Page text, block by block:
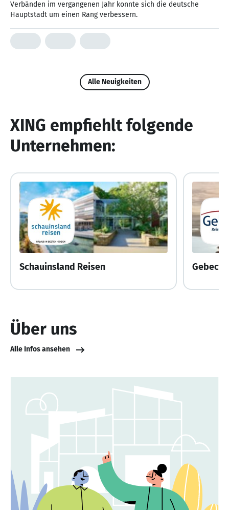
Verbänden im vergangenen Jahr konnte sich die deutsche
Hauptstadt um einen Rang verbessern.
Alle Neuigkeiten
XING empfiehlt folgende
Unternehmen:
Schauinsland Reisen Gebeco
Über uns
Alle Infos ansehen